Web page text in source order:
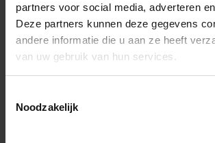
partners voor social media, adverteren
Deze partners kunnen deze gegevens
andere informatie die u aan ze heeft
van uw gebruik van hun services.
Noodzakelijk